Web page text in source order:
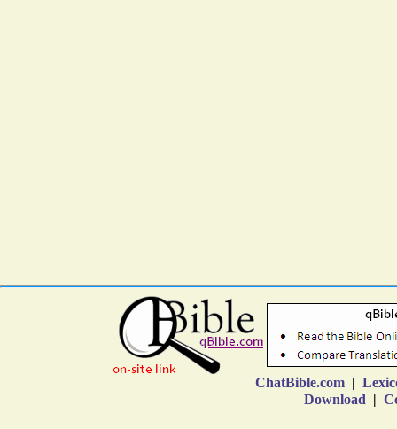
ChatBible.com |
Download |